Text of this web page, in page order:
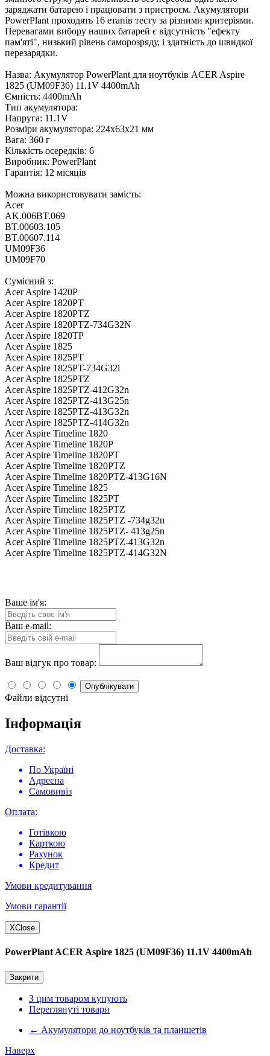
заряджати батарею і працювати з пристроєм. Акумулятори
PowerPlant проходять 16 етапів тесту за різними критеріями.
Перевагами вибору наших батарей є відсутність "ефекту
пам'яті", низький рівень саморозряду, і здатність до швидкої
перезарядки.
Назва: Акумулятор PowerPlant для ноутбуків ACER Aspire
1825 (UM09F36) 11.1V 4400mAh
Ємність: 4400mAh
Тип акумулятора:
Напруга: 11.1V
Розміри акумулятора: 224x63x21 мм
Вага: 360 г
Кількість осередків: 6
Виробник: PowerPlant
Гарантія: 12 місяців
Можна використовувати замість:
Acer
AK.006BT.069
BT.00603.105
BT.00607.114
UM09F36
UM09F70
Сумісний з:
Acer Aspire 1420P
Acer Aspire 1820PT
Acer Aspire 1820PTZ
Acer Aspire 1820PTZ-734G32N
Acer Aspire 1820TP
Acer Aspire 1825
Acer Aspire 1825PT
Acer Aspire 1825PT-734G32i
Acer Aspire 1825PTZ
Acer Aspire 1825PTZ-412G32n
Acer Aspire 1825PTZ-413G25n
Acer Aspire 1825PTZ-413G32n
Acer Aspire 1825PTZ-414G32n
Acer Aspire Timeline 1820
Acer Aspire Timeline 1820P
Acer Aspire Timeline 1820PT
Acer Aspire Timeline 1820PTZ
Acer Aspire Timeline 1820PTZ-413G16N
Acer Aspire Timeline 1825
Acer Aspire Timeline 1825PT
Acer Aspire Timeline 1825PTZ
Acer Aspire Timeline 1825PTZ -734g32n
Acer Aspire Timeline 1825PTZ- 413g25n
Acer Aspire Timeline 1825PTZ-413G32n
Acer Aspire Timeline 1825PTZ-414G32N
Ваше ім'я:
Ваш e-mail:
Ваш відгук про товар:
Опублікувати
Файли відсутні
Інформація
Доставка:
По Україні
Адресна
Самовивіз
Оплата:
Готівкою
Карткою
Рахунок
Кредит
Умови кредитування
Умови гарантії
XClose
PowerPlant ACER Aspire 1825 (UM09F36) 11.1V 4400mAh
Закрити
З цим товаром купують
Переглянуті товари
← Акумулятори до ноутбуків та планшетів
Наверх